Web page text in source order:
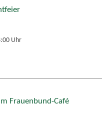
Uhr
Frauenbund-Café